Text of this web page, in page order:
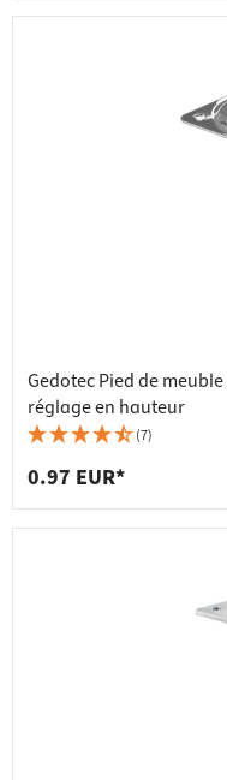
Gedotec Pied de
réglage en hauteur
(7)
0.97 EUR*